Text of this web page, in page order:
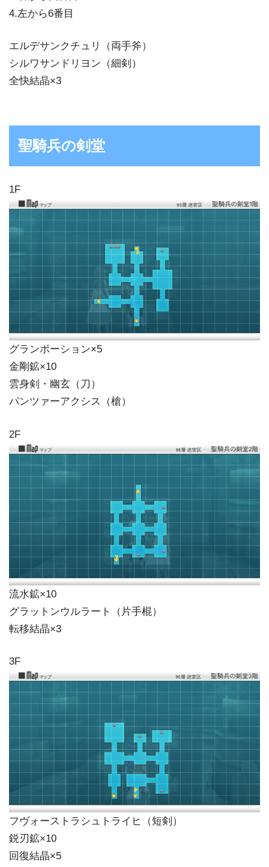
4.左から6番目
エルデサンクチュリ（両手斧）
シルワサンドリヨン（細剣）
全快結晶×3
聖騎兵の剣堂
1F
グランポーション×5
金剛鉱×10
雲身剣・幽玄（刀）
パンツァーアクシス（槍）
2F
流水鉱×10
グラットンウルラート（片手棍）
転移結晶×3
3F
フヴォーストラシュトライヒ（短剣）
鋭刃鉱×10
回復結晶×5